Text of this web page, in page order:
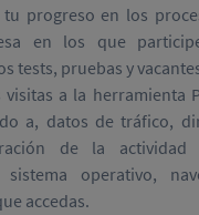
progreso en los
en los que
tests, pruebas y
visitas a la herramienta
a, datos de tráfico,
de la
sistema operativo,
accedas.